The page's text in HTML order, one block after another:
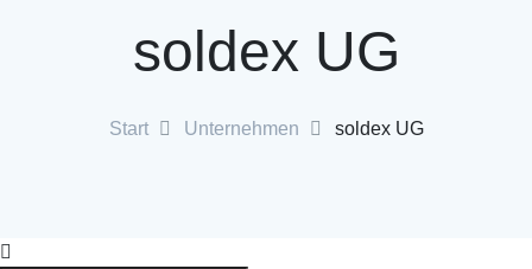
soldex UG
Start Unternehmen soldex UG